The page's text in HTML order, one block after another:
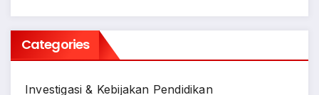
Categories
Investigasi & Kebijakan Pendidikan